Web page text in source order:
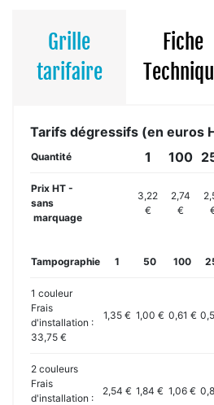
Grille
tarifaire
Fiche
Tarifs dégressifs (en euros
Quantité 1 100
Prix HT -
sans
marquage
3,22
€
2,74
€
Tampographie 1 50 100
1 couleur
Frais
d'installation :
33,75 €
1,35 € 1,00 € 0,61 €
2 couleurs
Frais
d'installation :
2,54 € 1,84 € 1,06 €